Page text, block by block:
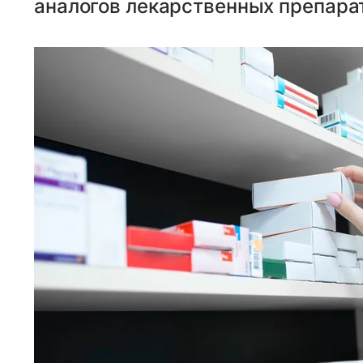
аналогов лекарственных